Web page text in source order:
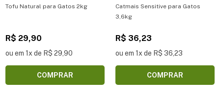
Tofu Natural para Gatos 2kg
R$ 29,90
ou em 1x de R$ 29,90
COMPRAR
Catmais Sensitive para Gatos
3,6kg
R$ 36,23
ou em 1x de R$ 36,23
COMPRAR